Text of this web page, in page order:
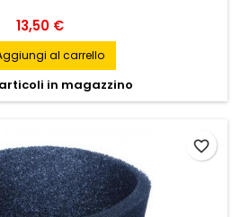
Prezzo
13,50 €
al carrello
in magazzino
favorite_border